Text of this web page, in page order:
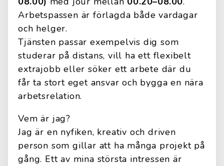
Arbetspassen är förlagda både vardagar
och helger.
Tjänsten passar exempelvis dig som
studerar på distans, vill ha ett flexibelt
extrajobb eller söker ett arbete där du
får ta stort eget ansvar och bygga en nära
arbetsrelation.
Vem är jag?
Jag är en nyfiken, kreativ och driven
person som gillar att ha många projekt på
gång. Ett av mina största intressen är